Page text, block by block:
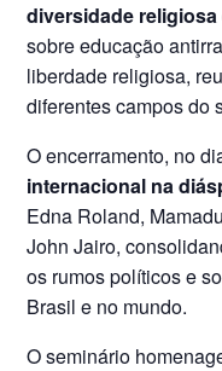
diversidade
sobre educação
liberdade religiosa,
diferentes campos do
O encerramento, no
internacional na
Edna Roland,
John Jairo,
os rumos políticos e
Brasil e no mundo.
O seminário